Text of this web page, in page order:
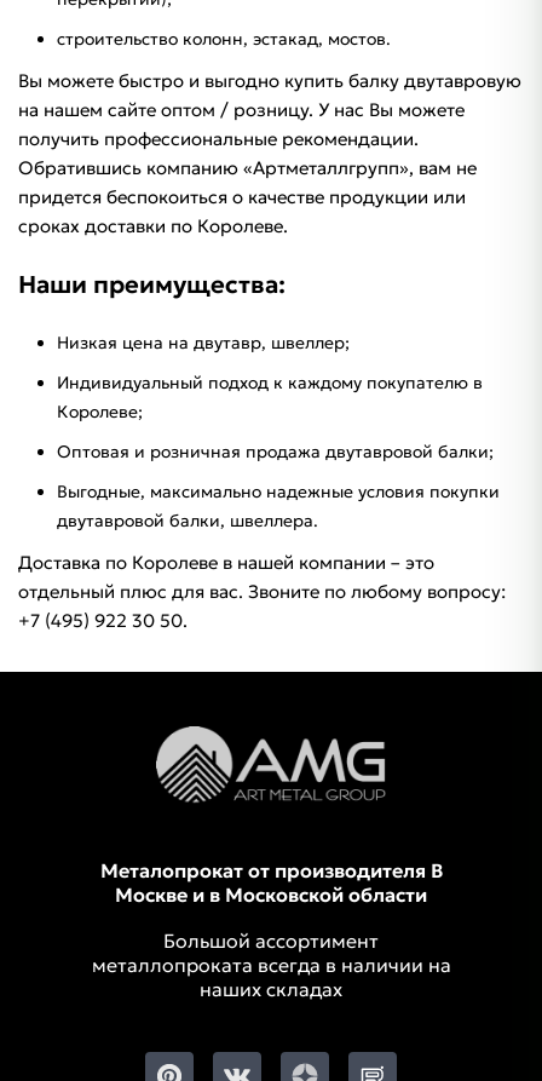
строительство колонн, эстакад, мостов.
Вы можете быстро и выгодно купить балку двутавровую
на нашем сайте оптом / розницу. У нас Вы можете
получить профессиональные рекомендации.
Обратившись компанию «Артметаллгрупп», вам не
придется беспокоиться о качестве продукции или
сроках доставки по Королеве.
Наши преимущества:
Низкая цена на двутавр, швеллер;
Индивидуальный подход к каждому покупателю в
Королеве;
Оптовая и розничная продажа двутавровой балки;
Выгодные, максимально надежные условия покупки
двутавровой балки, швеллера.
Доставка по Королеве в нашей компании – это
отдельный плюс для вас. Звоните по любому вопросу:
+7 (495) 922 30 50.
Металопрокат от производителя В
Москве и в Московской области
Большой ассортимент
металлопроката всегда в наличии на
наших складах